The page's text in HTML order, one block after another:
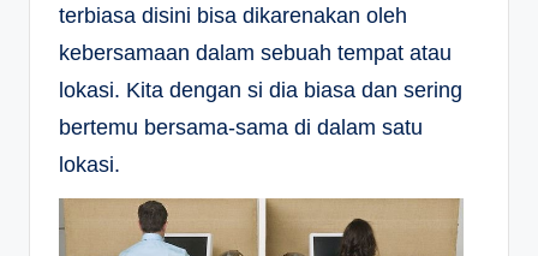
terbiasa disini bisa dikarenakan oleh
kebersamaan dalam sebuah tempat atau
lokasi. Kita dengan si dia biasa dan sering
bertemu bersama-sama di dalam satu
lokasi.